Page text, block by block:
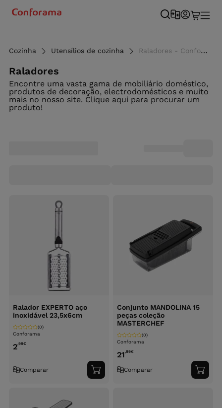
Cozinha Utensílios de cozinha Raladores - Conforama
Raladores
Encontre uma vasta gama de mobiliário doméstico,
produtos de decoração, electrodomésticos e muito
mais no nosso site. Clique aqui para procurar um
produto!
Ralador EXPERTO aço
inoxidável 23,5x6cm
Conforama
(0)
2,99€
Comparar
Adicionar
ao
Conjunto MANDOLINA 15
peças coleção
MASTERCHEF
Conforama
(0)
21,99€
Comparar
ao